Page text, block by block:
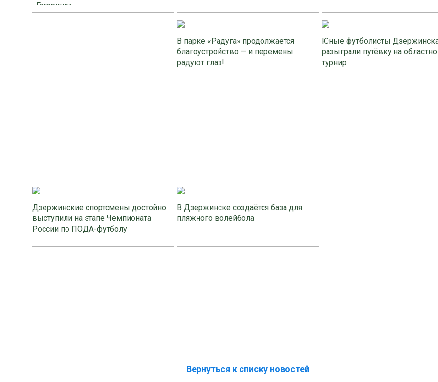
«Гагарино»
В парке «Радуга» продолжается
благоустройство — и перемены
радуют глаз!
Юные футболисты
разыграли путёвку на
турнир
Дзержинские спортсмены достойно
выступили на этапе Чемпионата
России по ПОДА-футболу
В Дзержинске создаётся база для
пляжного волейбола
Вернуться к списку новостей